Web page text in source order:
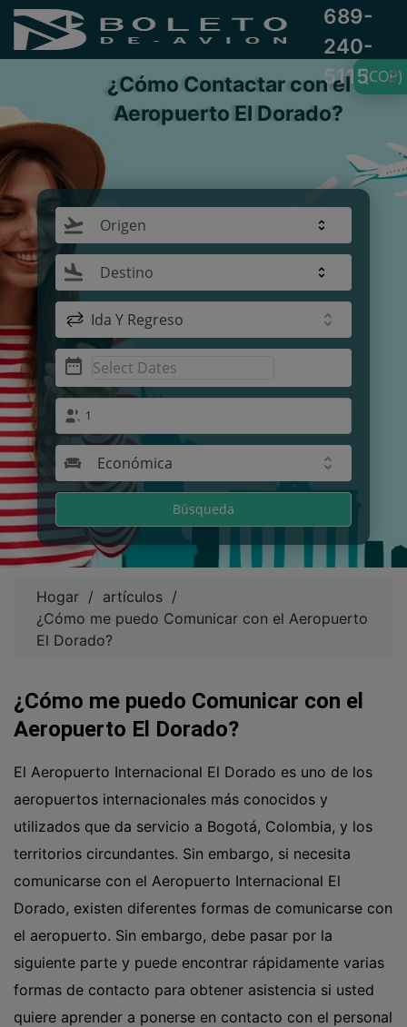
689-
240-
5115
¿Cómo Contactar con el
Aeropuerto El Dorado?
(COP)
Origen
Destino
Ida Y Regreso
1
Económica
Búsqueda
Hogar / artículos /
¿Cómo me puedo Comunicar con el Aeropuerto
El Dorado?
¿Cómo me puedo Comunicar con el
Aeropuerto El Dorado?
El Aeropuerto Internacional El Dorado es uno de los
aeropuertos internacionales más conocidos y
utilizados que da servicio a Bogotá, Colombia, y los
territorios circundantes. Sin embargo, si necesita
comunicarse con el Aeropuerto Internacional El
Dorado, existen diferentes formas de comunicarse con
el aeropuerto. Sin embargo, debe pasar por la
siguiente parte y puede encontrar rápidamente varias
formas de contacto para obtener asistencia si usted
quiere aprender a ponerse en contacto con el personal